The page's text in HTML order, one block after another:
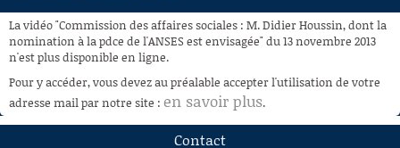
À LA DEMANDE
RECHERCHE
AIDE À LA DÉCOUPE
DE VIDÉOS
La vidéo "Commission des affaires sociales : M. Didier Houssin, dont la
nomination à la pdce de l'ANSES est envisagée" du 13 novembre 2013
n'est plus disponible en ligne.
Pour y accéder, vous devez au préalable accepter l'utilisation de votre
adresse mail par notre site : en savoir plus.
Contact